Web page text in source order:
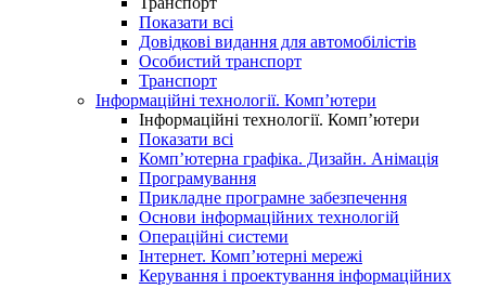
Показати всі
Довідкові видання для автомобілістів
Особистий транспорт
Транспорт
Інформаційні технології. Комп’ютери
Інформаційні технології. Комп’ютери
Показати всі
Комп’ютерна графіка. Дизайн. Анімація
Програмування
Прикладне програмне забезпечення
Основи інформаційних технологій
Операційні системи
Інтернет. Комп’ютерні мережі
Керування і проектування інформаційних